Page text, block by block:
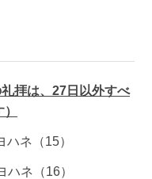
礼拝は、27日以外すべ
ネ（15）
ネ（16）